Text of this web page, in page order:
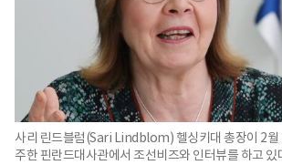
사리 린드블럼(Sari Lindblom) 헬싱키대 총장이 2월
주한 핀란드대사관에서 조선비즈와 인터뷰를 하고 있